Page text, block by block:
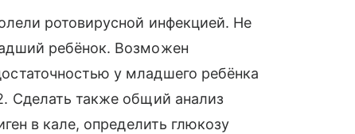
ротовирусной инфекцией. Не
ребёнок. Возможен
у младшего ребёнка
Сделать также общий анализ
в кале, определить глюкозу